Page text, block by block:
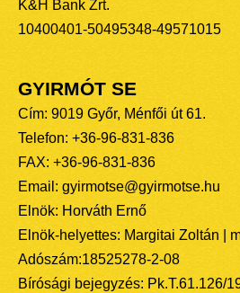
K&H Bank Zrt.
10400401-50495348-49571015
GYIRMÓT SE
Cím: 9019 Győr, Ménfői út 61.
Telefon: +36-96-831-836
FAX: +36-96-831-836
Email: gyirmotse@gyirmotse.hu
Elnök: Horváth Ernő
Elnök-helyettes: Margitai Zoltán |
Adószám:18525278-2-08
Bírósági bejegyzés: Pk.T.61.126/